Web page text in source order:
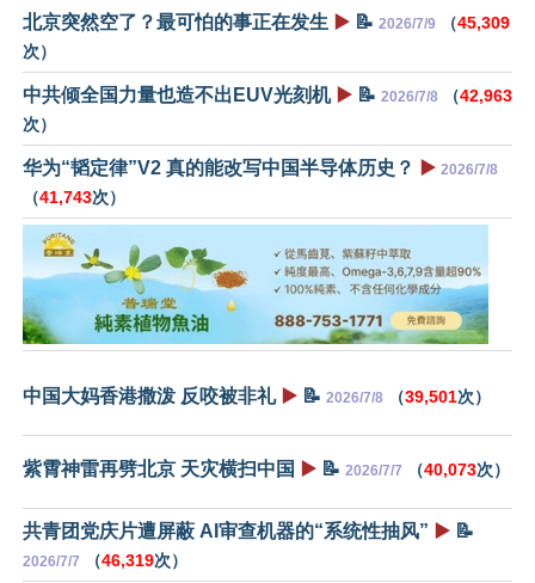
北京突然空了？最可怕的事正在发生 ▶️ 📝 2026/7/9 （45,309
次）
中共倾全国力量也造不出EUV光刻机 ▶️ 📝 2026/7/8 （42,963
次）
华为“韬定律”V2 真的能改写中国半导体历史？ ▶️ 2026/7/8
（41,743次）
中国大妈香港撒泼 反咬被非礼 ▶️ 📝 2026/7/8 （39,501次）
紫霄神雷再劈北京 天灾横扫中国 ▶️ 📝 2026/7/7 （40,073次）
共青团党庆片遭屏蔽 AI审查机器的“系统性抽风” ▶️ 📝
2026/7/7 （46,319次）